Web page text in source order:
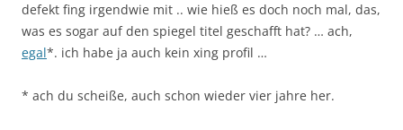
defekt fing irgendwie mit .. wie hieß es doch noch mal, das,
was es sogar auf den spiegel titel geschafft hat? … ach,
egal*. ich habe ja auch kein xing profil …
* ach du scheiße, auch schon wieder vier jahre her.